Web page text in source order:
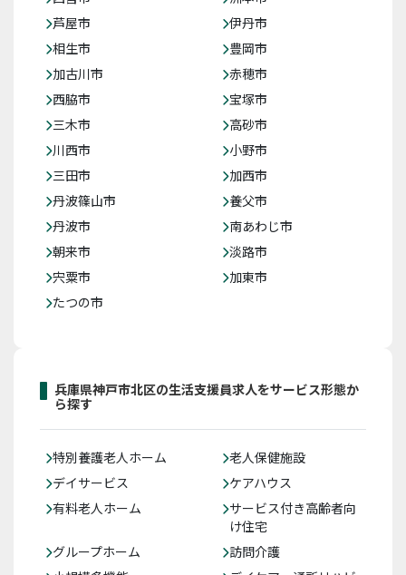
芦屋市
伊丹市
相生市
豊岡市
加古川市
赤穂市
西脇市
宝塚市
三木市
高砂市
川西市
小野市
三田市
加西市
丹波篠山市
養父市
丹波市
南あわじ市
朝来市
淡路市
宍粟市
加東市
たつの市
兵庫県神戸市北区の生活支援員求人をサービス形態か
ら探す
特別養護老人ホーム
老人保健施設
デイサービス
ケアハウス
有料老人ホーム
サービス付き高齢者向
け住宅
グループホーム
訪問介護